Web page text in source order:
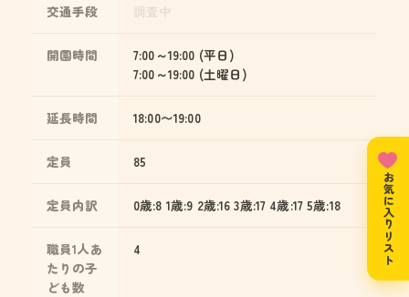
交通手段
開園時間
7:00～19:00 (平日)
7:00～19:00 (土曜日)
延長時間 18:00〜19:00
定員 85
定員内訳 0歳:8 1歳:9 2歳:16 3歳:17 4歳:17 5歳:18
職員1人あ
たりの子
ども数
4 お気に入りリスト